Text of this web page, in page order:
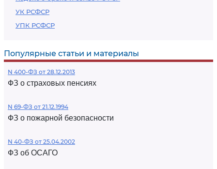
УК РСФСР
УПК РСФСР
Популярные статьи и материалы
N 400-ФЗ от 28.12.2013
ФЗ о страховых пенсиях
N 69-ФЗ от 21.12.1994
ФЗ о пожарной безопасности
N 40-ФЗ от 25.04.2002
ФЗ об ОСАГО